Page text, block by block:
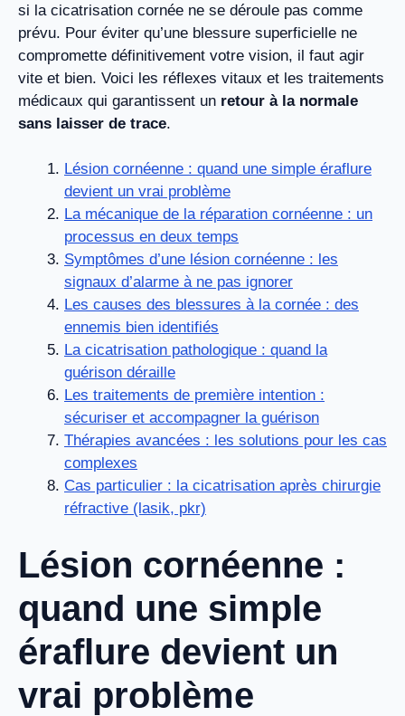
si la cicatrisation cornée ne se déroule pas comme
prévu. Pour éviter qu’une blessure superficielle ne
compromette définitivement votre vision, il faut agir
vite et bien. Voici les réflexes vitaux et les traitements
médicaux qui garantissent un retour à la normale
sans laisser de trace.
Lésion cornéenne : quand une simple éraflure
devient un vrai problème
La mécanique de la réparation cornéenne : un
processus en deux temps
Symptômes d’une lésion cornéenne : les
signaux d’alarme à ne pas ignorer
Les causes des blessures à la cornée : des
ennemis bien identifiés
La cicatrisation pathologique : quand la
guérison déraille
Les traitements de première intention :
sécuriser et accompagner la guérison
Thérapies avancées : les solutions pour les cas
complexes
Cas particulier : la cicatrisation après chirurgie
réfractive (lasik, pkr)
Lésion cornéenne :
quand une simple
éraflure devient un
vrai problème